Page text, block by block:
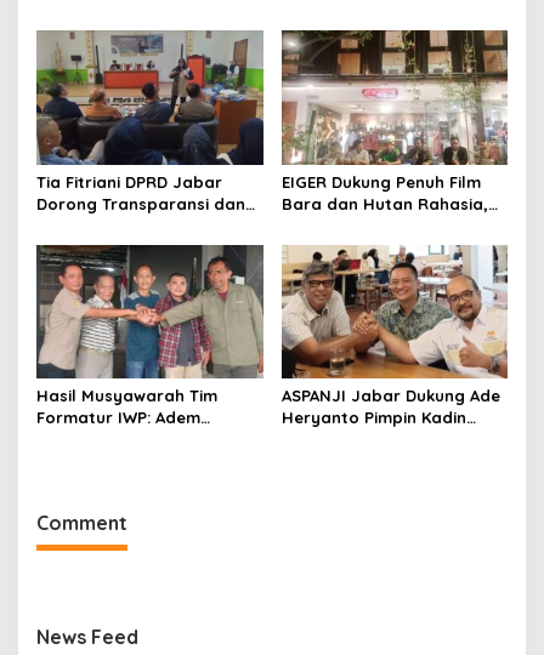
Adem Sutisna sebagai
Ketua IWP Jabar
Perkuat Kader NasDem di
Kabupaten Bandung
Tia Fitriani DPRD Jabar
Dorong Transparansi dan
Pemprov Jabar hingga
Tingkat Desa
EIGER Dukung Penuh Film
Bara dan Hutan Rahasia,
Pelajar Menonton
Hasil Musyawarah Tim
Formatur IWP: Adem
ASPANJI Jabar Dukung Ade
Heryanto Pimpin Kadin
Comment
News Feed